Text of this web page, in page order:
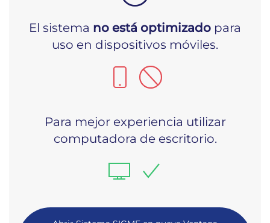
El sistema no está optimizado para
uso en dispositivos móviles.
Para mejor experiencia utilizar
computadora de escritorio.